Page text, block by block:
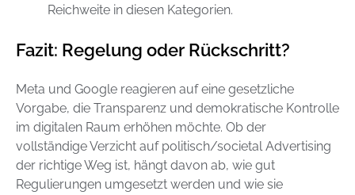
Reichweite in diesen Kategorien.
Fazit: Regelung oder Rückschritt?
Meta und Google reagieren auf eine gesetzliche
Vorgabe, die Transparenz und demokratische Kontrolle
im digitalen Raum erhöhen möchte. Ob der
vollständige Verzicht auf politisch/societal Advertising
der richtige Weg ist, hängt davon ab, wie gut
Regulierungen umgesetzt werden und wie sie